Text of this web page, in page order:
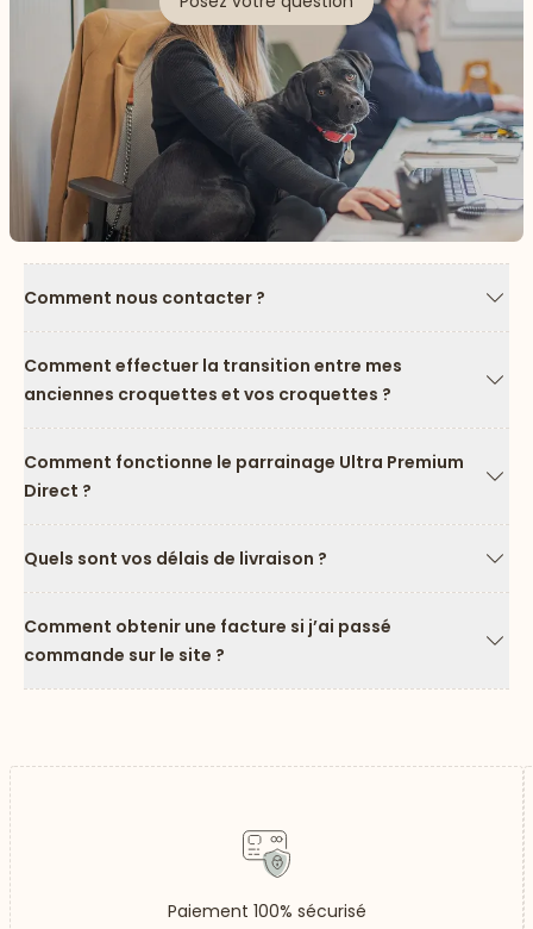
Comment nous contacter ?
Comment effectuer la transition entre mes
anciennes croquettes et vos croquettes ?
Comment fonctionne le parrainage Ultra Premium
Direct ?
Quels sont vos délais de livraison ?
Comment obtenir une facture si j’ai passé
commande sur le site ?
Paiement 100% sécurisé